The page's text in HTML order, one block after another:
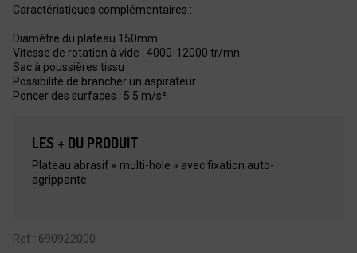
Caractéristiques complémentaires :
Diamètre du plateau 150mm
Vitesse de rotation à vide : 4000-12000 tr/mn
Sac à poussières tissu
Possibilité de brancher un aspirateur
Poncer des surfaces : 5.5 m/s²
LES + DU PRODUIT
Plateau abrasif « multi-hole » avec fixation auto-
agrippante.
Ref : 690922000